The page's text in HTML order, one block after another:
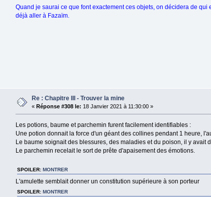
Quand je saurai ce que font exactement ces objets, on décidera de
déjà aller à Fazaïm.
Re : Chapitre III - Trouver la mine
«Réponse #308 le: 18 Janvier 2021 à 11:30:00 »
Les potions, baume et parchemin furent facilement identifiables :
Une potion donnait la force d'un géant des collines pendant 1 heure,
Le baume soignait des blessures, des maladies et du poison, il y avait
Le parchemin recelait le sort de prête d'apaisement des émotions.
SPOILER: MONTRER
L'amulette semblait donner un constitution supérieure à son porteur
SPOILER: MONTRER